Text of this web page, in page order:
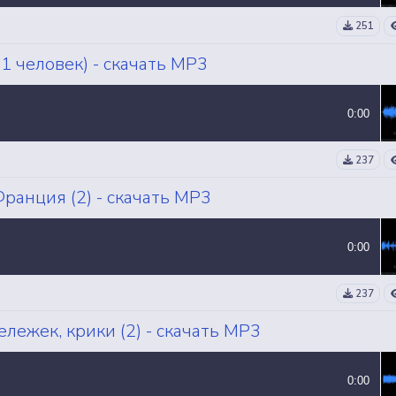
251
человек) - скачать MP3
0:00
237
(2) - скачать MP3
0:00
237
крики (2) - скачать MP3
0:00